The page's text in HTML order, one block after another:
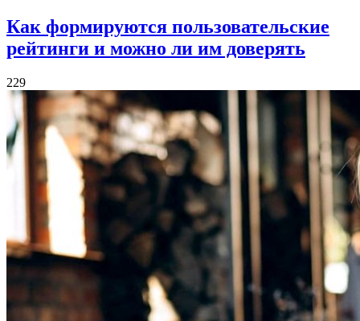
Как формируются пользовательские
рейтинги и можно ли им доверять
229